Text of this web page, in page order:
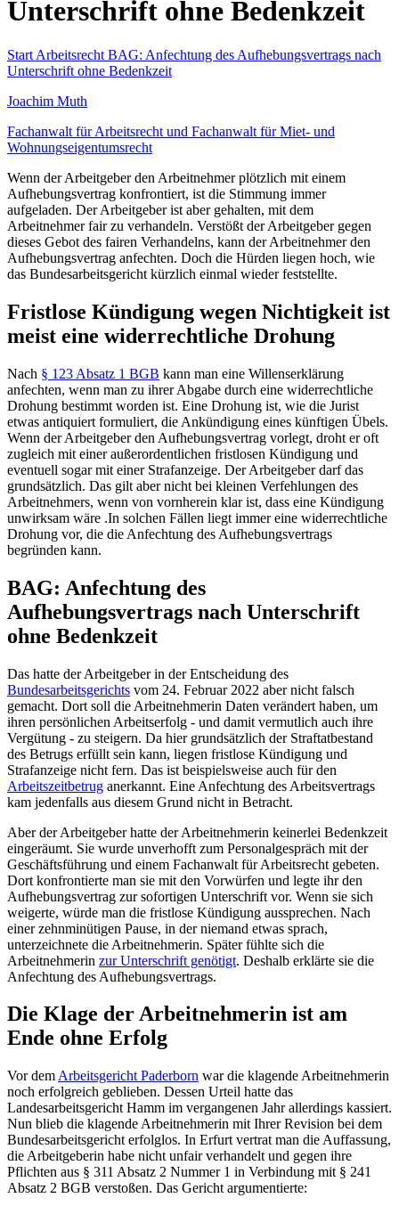
Unterschrift ohne Bedenkzeit
Start Arbeitsrecht BAG: Anfechtung des Aufhebungsvertrags nach
Unterschrift ohne Bedenkzeit
Joachim Muth
Fachanwalt für Arbeitsrecht und Fachanwalt für Miet- und
Wohnungseigentumsrecht
Wenn der Arbeitgeber den Arbeitnehmer plötzlich mit einem
Aufhebungsvertrag konfrontiert, ist die Stimmung immer
aufgeladen. Der Arbeitgeber ist aber gehalten, mit dem
Arbeitnehmer fair zu verhandeln. Verstößt der Arbeitgeber gegen
dieses Gebot des fairen Verhandelns, kann der Arbeitnehmer den
Aufhebungsvertrag anfechten. Doch die Hürden liegen hoch, wie
das Bundesarbeitsgericht kürzlich einmal wieder feststellte.
Fristlose Kündigung wegen Nichtigkeit ist
meist eine widerrechtliche Drohung
Nach § 123 Absatz 1 BGB kann man eine Willenserklärung
anfechten, wenn man zu ihrer Abgabe durch eine widerrechtliche
Drohung bestimmt worden ist. Eine Drohung ist, wie die Jurist
etwas antiquiert formuliert, die Ankündigung eines künftigen Übels.
Wenn der Arbeitgeber den Aufhebungsvertrag vorlegt, droht er oft
zugleich mit einer außerordentlichen fristlosen Kündigung und
eventuell sogar mit einer Strafanzeige. Der Arbeitgeber darf das
grundsätzlich. Das gilt aber nicht bei kleinen Verfehlungen des
Arbeitnehmers, wenn von vornherein klar ist, dass eine Kündigung
unwirksam wäre .In solchen Fällen liegt immer eine widerrechtliche
Drohung vor, die die Anfechtung des Aufhebungsvertrags
begründen kann.
BAG: Anfechtung des
Aufhebungsvertrags nach Unterschrift
ohne Bedenkzeit
Das hatte der Arbeitgeber in der Entscheidung des
Bundesarbeitsgerichts vom 24. Februar 2022 aber nicht falsch
gemacht. Dort soll die Arbeitnehmerin Daten verändert haben, um
ihren persönlichen Arbeitserfolg - und damit vermutlich auch ihre
Vergütung - zu steigern. Da hier grundsätzlich der Straftatbestand
des Betrugs erfüllt sein kann, liegen fristlose Kündigung und
Strafanzeige nicht fern. Das ist beispielsweise auch für den
Arbeitszeitbetrug anerkannt. Eine Anfechtung des Arbeitsvertrags
kam jedenfalls aus diesem Grund nicht in Betracht.
Aber der Arbeitgeber hatte der Arbeitnehmerin keinerlei Bedenkzeit
eingeräumt. Sie wurde unverhofft zum Personalgespräch mit der
Geschäftsführung und einem Fachanwalt für Arbeitsrecht gebeten.
Dort konfrontierte man sie mit den Vorwürfen und legte ihr den
Aufhebungsvertrag zur sofortigen Unterschrift vor. Wenn sie sich
weigerte, würde man die fristlose Kündigung aussprechen. Nach
einer zehnminütigen Pause, in der niemand etwas sprach,
unterzeichnete die Arbeitnehmerin. Später fühlte sich die
Arbeitnehmerin zur Unterschrift genötigt. Deshalb erklärte sie die
Anfechtung des Aufhebungsvertrags.
Die Klage der Arbeitnehmerin ist am
Ende ohne Erfolg
Vor dem Arbeitsgericht Paderborn war die klagende Arbeitnehmerin
noch erfolgreich geblieben. Dessen Urteil hatte das
Landesarbeitsgericht Hamm im vergangenen Jahr allerdings kassiert.
Nun blieb die klagende Arbeitnehmerin mit Ihrer Revision bei dem
Bundesarbeitsgericht erfolglos. In Erfurt vertrat man die Auffassung,
die Arbeitgeberin habe nicht unfair verhandelt und gegen ihre
Pflichten aus § 311 Absatz 2 Nummer 1 in Verbindung mit § 241
Absatz 2 BGB verstoßen. Das Gericht argumentierte: